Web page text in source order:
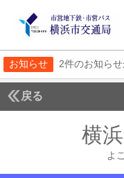
お知らせ 2件のお知ら
戻る
横
よ